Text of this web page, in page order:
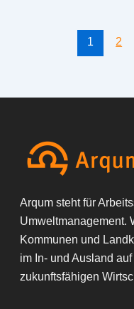
1 2
Arqum steht für
Umweltmanagement.
Kommunen und
im In- und Ausland
zukunftsfähigen